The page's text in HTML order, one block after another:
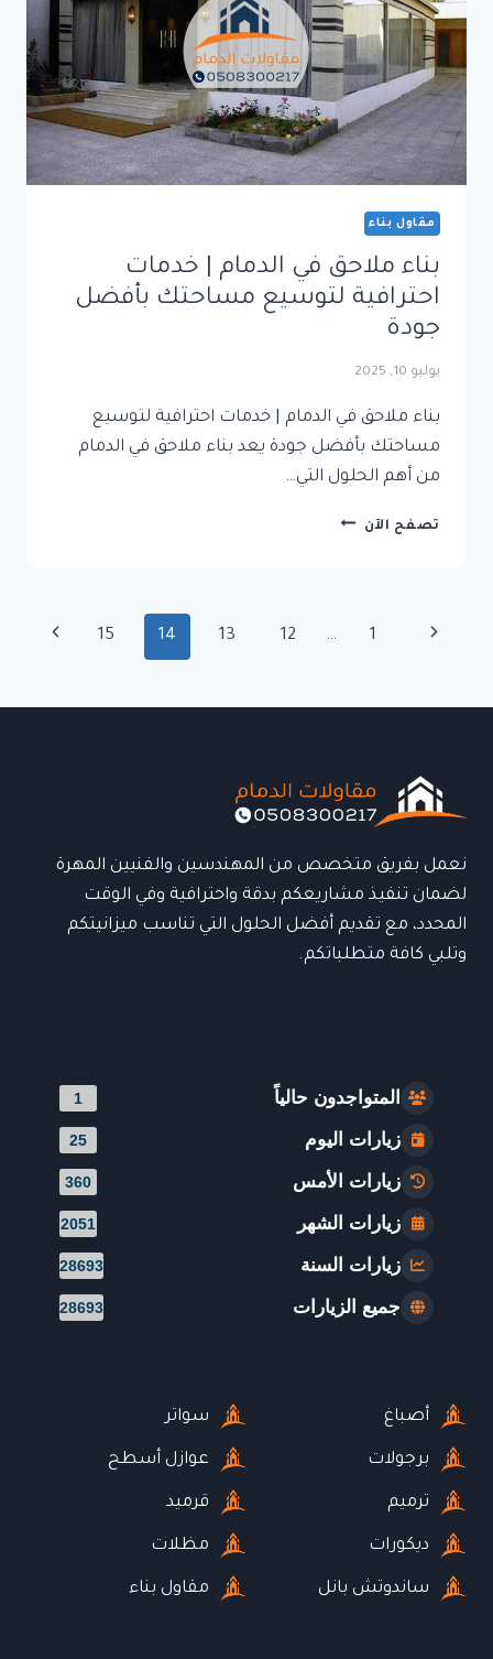
شاملة
0508300217
مقاول بناء
بناء ملاحق في الدمام | خدمات
احترافية لتوسيع مساحتك بأفضل
جودة
يوليو 10, 2025
بناء ملاحق في الدمام | خدمات احترافية لتوسيع
مساحتك بأفضل جودة يعد بناء ملاحق في الدمام
من أهم الحلول التي…
تصفح الآن بناء
خدمات
مساحتك
تنقلالصفحة 1
…
12
13
14
15 الصفحة
نعمل بفريق متخصص من المهندسين والفنيين المهرة
لضمان تنفيذ مشاريعكم بدقة واحترافية وفي الوقت
المحدد، مع تقديم أفضل الحلول التي تناسب ميزانيتكم
وتلبي كافة متطلباتكم.
المتواجدون حالياً 1
زيارات اليوم 25
زيارات الأمس 360
زيارات الشهر 2051
زيارات السنة 28693
جميع الزيارات 28693
أصباغ
برجولات
ترميم
ديكورات
ساندوتش بانل
سواتر
عوازل أسطح
قرميد
مظلات
مقاول بناء